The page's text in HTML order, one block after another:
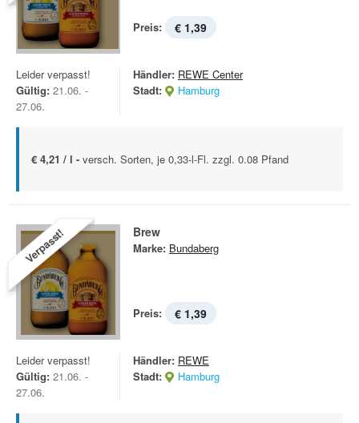
Preis: € 1,39
Leider verpasst!
Gültig: 21.06. -
27.06.
Händler: REWE Center
Stadt:
Hamburg
€ 4,21 / l - versch. Sorten, je 0,33-l-Fl. zzgl. 0.08 Pfand
Verpasst! Brew
Marke: Bundaberg
Preis: € 1,39
Leider verpasst!
Gültig: 21.06. -
27.06.
Händler: REWE
Stadt:
Hamburg